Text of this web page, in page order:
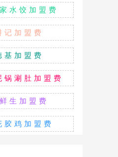
水饺加盟费
记加盟费
基加盟费
锅涮肚加盟费
生加盟费
胶鸡加盟费